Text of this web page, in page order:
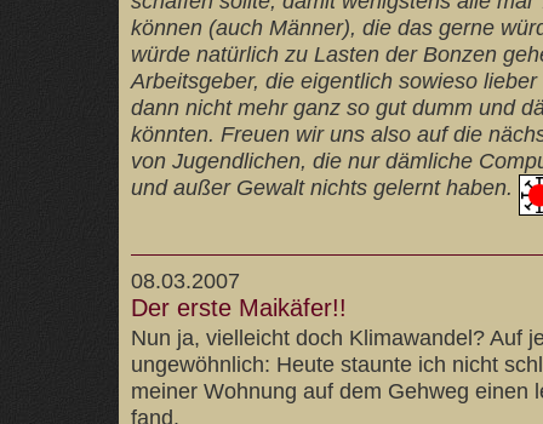
können (auch Männer), die das gerne
würde natürlich zu Lasten der Bonzen
Arbeitsgeber, die eigentlich sowieso
dann nicht mehr ganz so gut dumm und
könnten. Freuen wir uns also auf die
von Jugendlichen, die nur dämliche
und außer Gewalt nichts gelernt haben.
08.03.2007
Der erste Maikäfer!!
Nun ja, vielleicht doch Klimawandel? Auf
ungewöhnlich: Heute staunte ich nicht
meiner Wohnung auf dem Gehweg einen
fand.